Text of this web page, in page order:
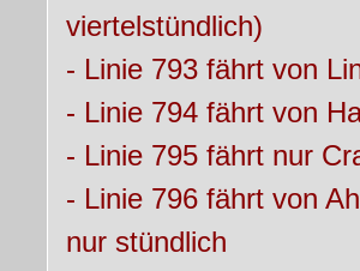
viertelstündlich)
- Linie 793 fährt von
- Linie 794 fährt von
- Linie 795 fährt nur
- Linie 796 fährt von
nur stündlich